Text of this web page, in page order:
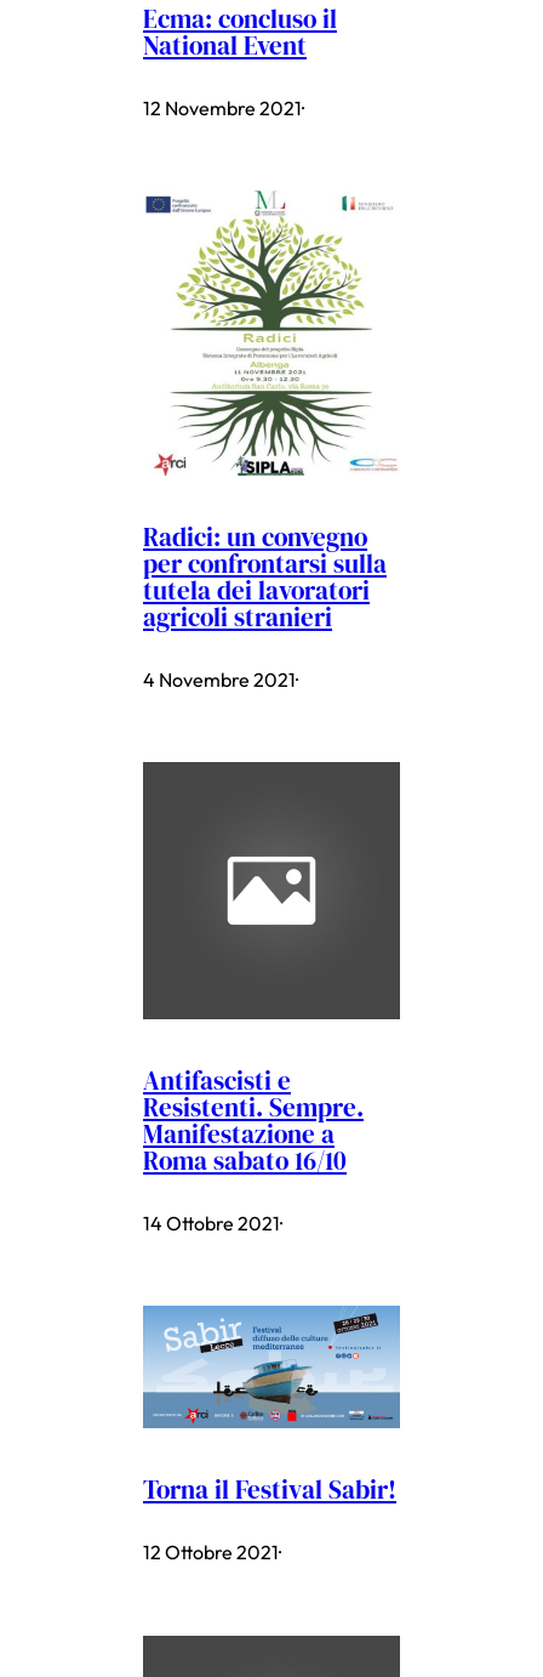
Ecma: concluso il
National Event
12 Novembre 2021·
Radici: un convegno
per confrontarsi sulla
tutela dei lavoratori
agricoli stranieri
4 Novembre 2021·
Antifascisti e
Resistenti. Sempre.
Manifestazione a
Roma sabato 16/10
14 Ottobre 2021·
Torna il Festival Sabir!
12 Ottobre 2021·